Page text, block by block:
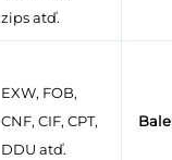
zips atď.
EXW, FOB,
CNF, CIF, CPT,
DDU atď.